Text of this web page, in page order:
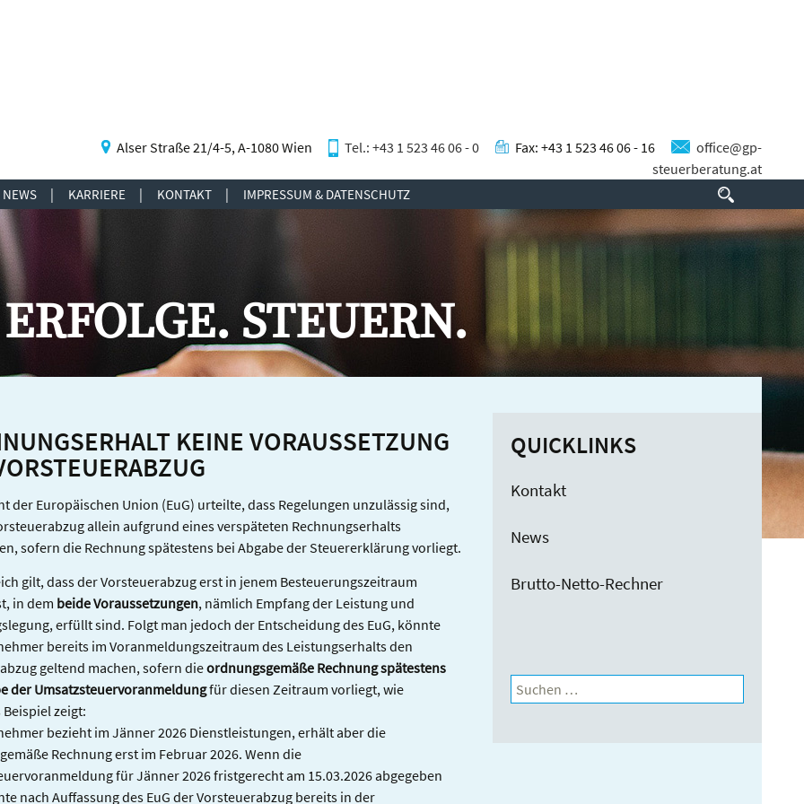
Alser Straße 21/4-5, A-1080 Wien Tel.: +43 1 523 46 06 - 0 Fax: +43 1 523 46 06 - 16
office@gp-
steuerberatung.at
RECHNER
NEWS KARRIERE KONTAKT IMPRESSUM & DATENSCHUTZ
Suchen
nach:
STEUERN.
KEINE VORAUSSETZUNG
der Europäischen Union (EuG) urteilte, dass Regelungen unzulässig sind,
allein aufgrund eines verspäteten Rechnungserhalts
sofern die Rechnung spätestens bei Abgabe der Steuererklärung vorliegt.
gilt, dass der Vorsteuerabzug erst in jenem Besteuerungszeitraum
in dem beide Voraussetzungen, nämlich Empfang der Leistung und
erfüllt sind. Folgt man jedoch der Entscheidung des EuG, könnte
bereits im Voranmeldungszeitraum des Leistungserhalts den
geltend machen, sofern dieordnungsgemäße Rechnung spätestens
der Umsatzsteuervoranmeldungfür diesen Zeitraum vorliegt, wie
zeigt:
bezieht im Jänner 2026 Dienstleistungen, erhält aber die
Rechnung erst im Februar 2026. Wenn die
für Jänner 2026 fristgerecht am 15.03.2026 abgegeben
nach Auffassung des EuG der Vorsteuerabzug bereits in der
QUICKLINKS
Kontakt
News
Brutto-Netto-Rechner
Suchen
nach: